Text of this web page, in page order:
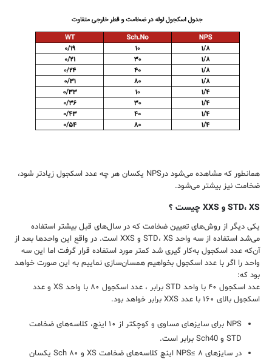
همانطور که مشاهده می‌شود درNPS یکسان هر چه عدد اسکجول زیادتر شود،
ضخامت نیز بیشتر می‌شود.
STD، XS و XXS چیست ؟
یکی دیگر از روش‌های تعیین ضخامت که در سال‌های قبل بیشتر استفاده
می‌شد استفاده از سه واحد STD، XS و XXS است. در واقع این واحدها بعد از
آن‌که عدد اسکجول به‌کار گیری شد کمتر مورد استفاده قرار گرفت اما این سه
واحد را اگر با عدد اسکجول بخواهیم همسان‌سازی نماییم به این صورت خواهد
بود که:
عدد اسکجول ۴۰ با واحد STD برابر ، عدد اسکجول ۸۰ با واحد XS و عدد
اسکجول بالای ۱۶۰ با عدد XXS برابر خواهد بود.
NPS برای سایزهای مساوی و کوچکتر از ۱۰ اینچ، کلاسه‌های ضخامت
STD و Sch40 برابر است.
در سایزهای NPS≤ ۸ اینچ کلاسه‌های ضخامت XS و Sch ۸۰ یکسان